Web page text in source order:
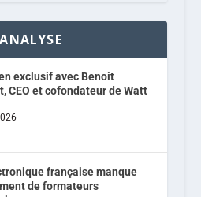
exclusif avec Benoit
CEO et cofondateur de Watt
française manque
de formateurs